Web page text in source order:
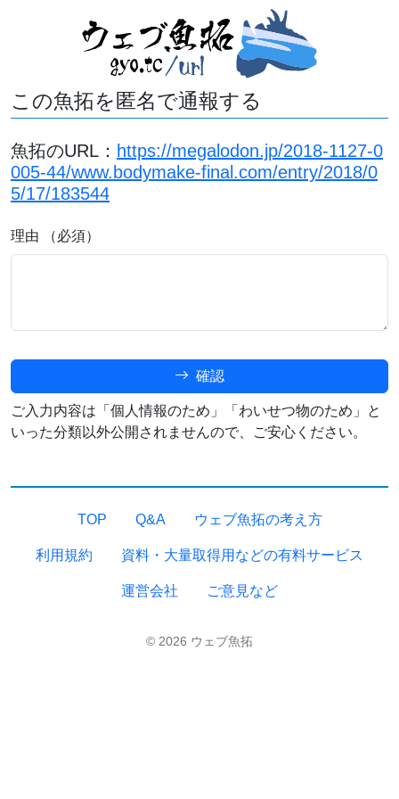
この魚拓を匿名で通報する
魚拓のURL： https://megalodon.jp/2018-1127-0
005-44/www.bodymake-final.com/entry/2018/0
5/17/183544
理由 （必須）
確認
ご入力内容は「個人情報のため」「わいせつ物のため」と
いった分類以外公開されませんので、ご安心ください。
TOP Q&A ウェブ魚拓の考え方
利用規約 資料・大量取得用などの有料サービス
運営会社 ご意見など
© 2026 ウェブ魚拓